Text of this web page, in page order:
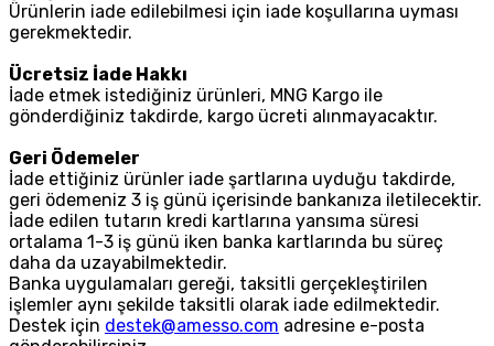
Ürünlerin iade edilebilmesi için iade koşullarına uyması
gerekmektedir.
Ücretsiz İade Hakkı
İade etmek istediğiniz ürünleri, MNG Kargo ile
gönderdiğiniz takdirde, kargo ücreti alınmayacaktır.
Geri Ödemeler
İade ettiğiniz ürünler iade şartlarına uyduğu takdirde,
geri ödemeniz 3 iş günü içerisinde bankanıza iletilecektir.
İade edilen tutarın kredi kartlarına yansıma süresi
ortalama 1-3 iş günü iken banka kartlarında bu süreç
daha da uzayabilmektedir.
Banka uygulamaları gereği, taksitli gerçekleştirilen
işlemler aynı şekilde taksitli olarak iade edilmektedir.
Destek için destek@amesso.com adresine e-posta